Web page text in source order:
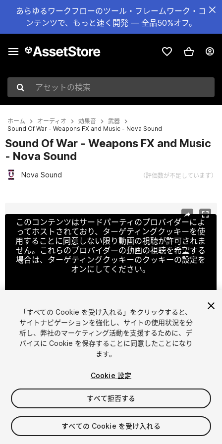
あらゆるワークフローのツール・フレームワーク・コ
ンテンツで、もっと速く開発 — 全品50%オフ。
アセットの検索
ホーム オーディオ 効果音
武器
Sound Of War - Weapons FX and Music - Nova Sound
Sound Of War - Weapons FX and Music
- Nova Sound
Nova Sound （評価数が不足しています）
このコンテンツはサードパーティのプロバイダーによ
ってホストされており、ターゲティングクッキーを使
用することに同意しない限り動画の視聴が許可されま
せん。これらのプロバイダーの動画の視聴を希望する
場合は、ターゲティングクッキーのクッキーの設定を
オンにしてください。
クッキーの設定
1/5
$24.99
消費税は決済時に計算されます
「すべての Cookie を受け入れる」をクリックすると、
サイトナビゲーションを強化し、サイトの使用状況を分
析し、弊社のマーケティング活動を支援するために、デ
バイスに Cookie を保存することに同意したことになり
ます。
Cookie 設定
すべて拒否する
すべての Cookie を受け入れる